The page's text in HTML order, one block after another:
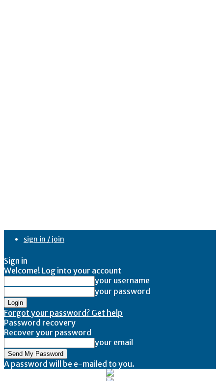
sign in / join
Sign in
Welcome! Log into your account
your username
your password
Forgot your password? Get help
Password recovery
Recover your password
your email
A password will be e-mailed to you.